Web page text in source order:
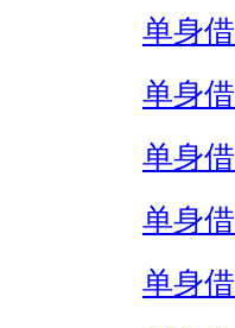
单身
单身
单身
单身
单身